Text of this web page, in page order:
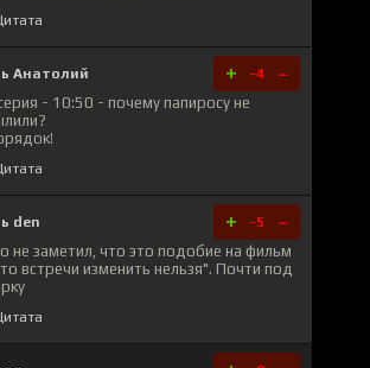
Анатолий + -4 -
- 10:50 - почему папиросу не
den + -5 -
не заметил, что это подобие на фильм
встречи изменить нельзя". Почти под